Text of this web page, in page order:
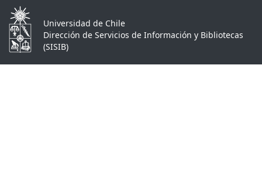
Universidad de Chile
Dirección de Servicios de Información y Bibliotecas
(SISIB)